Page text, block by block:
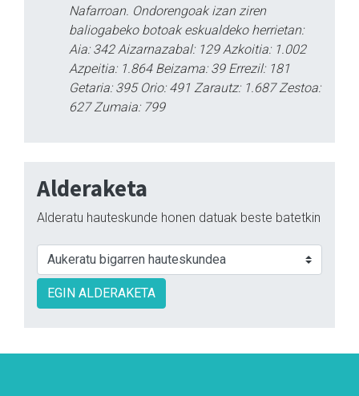
Nafarroan. Ondorengoak izan ziren
baliogabeko botoak eskualdeko herrietan:
Aia: 342 Aizarnazabal: 129 Azkoitia: 1.002
Azpeitia: 1.864 Beizama: 39 Errezil: 181
Getaria: 395 Orio: 491 Zarautz: 1.687 Zestoa:
627 Zumaia: 799
Alderaketa
Alderatu hauteskunde honen datuak beste batetkin
EGIN ALDERAKETA